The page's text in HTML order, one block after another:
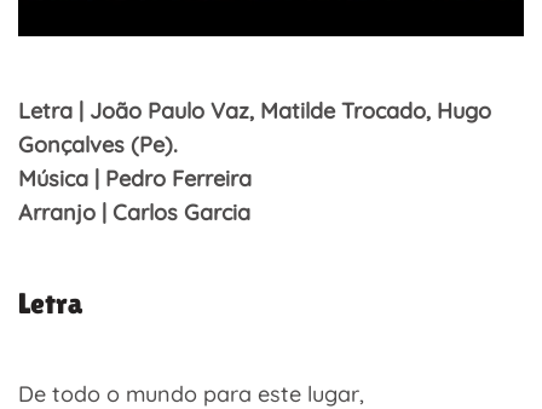
Letra | João Paulo Vaz, Matilde Trocado, Hugo
Gonçalves (Pe).
Música | Pedro Ferreira
Arranjo | Carlos Garcia
Letra
De todo o mundo para este lugar,